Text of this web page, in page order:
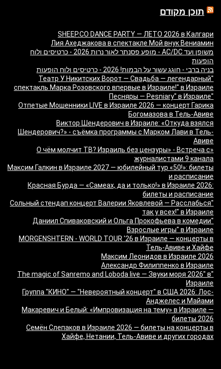
תוכן מקודם
SHEEP.CO DANCE PARTY — ЛЕТО 2026 в Калгари
Лия Ахеджакова в спектакле Мой внук Вениамин
משופן ועד AC/DC - מופע פסנתר לאור נרות 2026 - כרטיסים ולוח
הופעות
בניה ברבי - חוגג עשור על הבמות! 2026 - כרטיסים ולוח הופעות
"Театр У Никитских Ворот — Свадьба — легендарный
спектакль Марка Розовского впервые в Израиле!" в Израиле
"Песняры — Pesniary" в Израиле
Отпетые Мошенники LIVE в Израиле 2026 — концерт Гарика
Богомазова в Тель-Авиве
Виктор Шендерович в Израиле: «Откуда взялся
Шендерович?» - съёмка программы с Марком Лави в Тель-
Авиве
«О чём молчит ТВ? Израиль без цензуры» - Встреча с
журналистами 9 канала
Максим Галкин в Израиле 2027 — юбилейный тур «50!»: билеты
и расписание
Красная Бурда — «Самеах, да и только!» в Израиле 2026:
билеты и расписание
"Сольный стендап концерт Валерии Яковлевой — Расслабься
так у всех!" в Израиле
"Даниил Спиваковский и Ольга Прокофьева в комедии
Взрослые игры" в Израиле
MORGENSHTERN - WORLD TOUR '26 в Израиле — концерты в
Тель-Авиве и Хайфе
Максим Леонидов в Израиле 2026
Александр Филиппенко в Израиле
"The magic of Sanremo and Loboda live — Звуки моря 2026" в
Израиле
Группа "КИНО" — "Невероятный концерт" в США 2026: Лос-
Анджелес и Майами
Макаревич и Белый: «Импровизация на тему» в Израиле —
билеты 2026
Семён Слепаков в Израиле 2026 — билеты на концерты в
Хайфе, Нетании, Тель-Авиве и других городах